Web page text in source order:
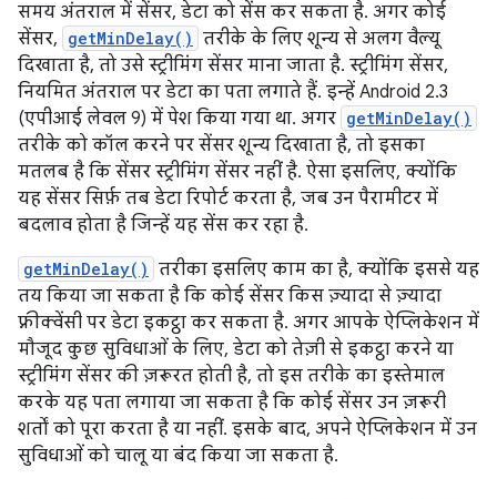
समय अंतराल में सेंसर, डेटा को सेंस कर सकता है. अगर कोई
सेंसर, getMinDelay() तरीके के लिए शून्य से अलग वैल्यू
दिखाता है, तो उसे स्ट्रीमिंग सेंसर माना जाता है. स्ट्रीमिंग सेंसर,
नियमित अंतराल पर डेटा का पता लगाते हैं. इन्हें Android 2.3
(एपीआई लेवल 9) में पेश किया गया था. अगर getMinDelay()
तरीके को कॉल करने पर सेंसर शून्य दिखाता है, तो इसका
मतलब है कि सेंसर स्ट्रीमिंग सेंसर नहीं है. ऐसा इसलिए, क्योंकि
यह सेंसर सिर्फ़ तब डेटा रिपोर्ट करता है, जब उन पैरामीटर में
बदलाव होता है जिन्हें यह सेंस कर रहा है.
getMinDelay() तरीका इसलिए काम का है, क्योंकि इससे यह
तय किया जा सकता है कि कोई सेंसर किस ज़्यादा से ज़्यादा
फ़्रीक्वेंसी पर डेटा इकट्ठा कर सकता है. अगर आपके ऐप्लिकेशन में
मौजूद कुछ सुविधाओं के लिए, डेटा को तेज़ी से इकट्ठा करने या
स्ट्रीमिंग सेंसर की ज़रूरत होती है, तो इस तरीके का इस्तेमाल
करके यह पता लगाया जा सकता है कि कोई सेंसर उन ज़रूरी
शर्तों को पूरा करता है या नहीं. इसके बाद, अपने ऐप्लिकेशन में उन
सुविधाओं को चालू या बंद किया जा सकता है.